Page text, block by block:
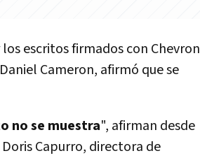
escritos firmados con Chevron
Cameron, afirmó que se
no se muestra", afirman desde
Capurro, directora de